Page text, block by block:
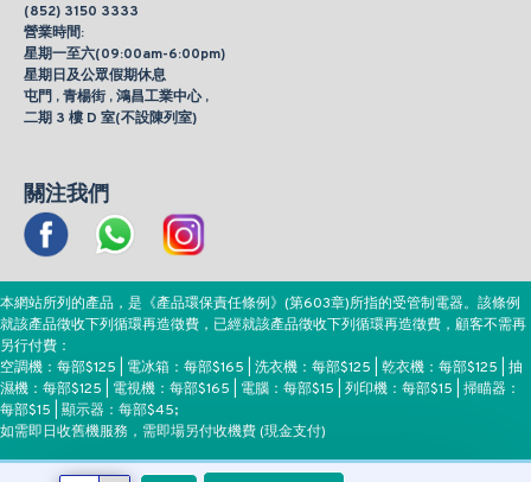
(852) 3150 3333
營業時間:
星期一至六(09:00am-6:00pm)
星期日及公眾假期休息
屯門 , 青楊街 , 鴻昌工業中心 ,
二期 3 樓 D 室(不設陳列室)
關注我們
本網站所列的產品，是《產品環保責任條例》(第603章)所指的受管制電器。該條例
就該產品徵收下列循環再造徵費，已經就該產品徵收下列循環再造徵費，顧客不需再
另行付費：
空調機：每部$125 | 電冰箱：每部$165 | 洗衣機：每部$125 | 乾衣機：每部$125 | 抽
濕機：每部$125 | 電視機：每部$165 | 電腦：每部$15 | 列印機：每部$15 | 掃瞄器：
每部$15 | 顯示器：每部$45;
如需即日收舊機服務，需即場另付收機費 (現金支付)